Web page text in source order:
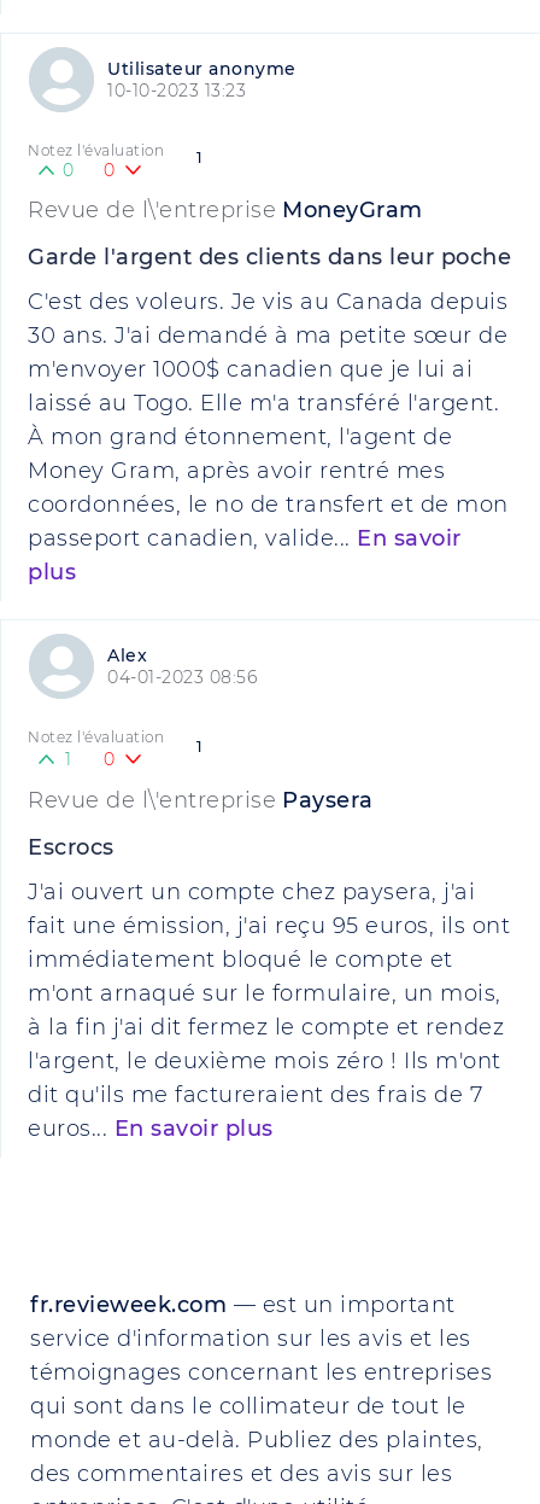
Utilisateur anonyme
10-10-2023 13:23
1
Notez l'évaluation
0 0
Revue de l\'entreprise MoneyGram
Garde l'argent des clients dans leur poche
C'est des voleurs. Je vis au Canada depuis
30 ans. J'ai demandé à ma petite sœur de
m'envoyer 1000$ canadien que je lui ai
laissé au Togo. Elle m'a transféré l'argent.
À mon grand étonnement, l'agent de
Money Gram, après avoir rentré mes
coordonnées, le no de transfert et de mon
passeport canadien, valide... En savoir
plus
Alex
04-01-2023 08:56
1
Notez l'évaluation
1 0
Revue de l\'entreprise Paysera
Escrocs
J'ai ouvert un compte chez paysera, j'ai
fait une émission, j'ai reçu 95 euros, ils ont
immédiatement bloqué le compte et
m'ont arnaqué sur le formulaire, un mois,
à la fin j'ai dit fermez le compte et rendez
l'argent, le deuxième mois zéro ! Ils m'ont
dit qu'ils me factureraient des frais de 7
euros... En savoir plus
fr.revieweek.com — est un important
service d'information sur les avis et les
témoignages concernant les entreprises
qui sont dans le collimateur de tout le
monde et au-delà. Publiez des plaintes,
des commentaires et des avis sur les